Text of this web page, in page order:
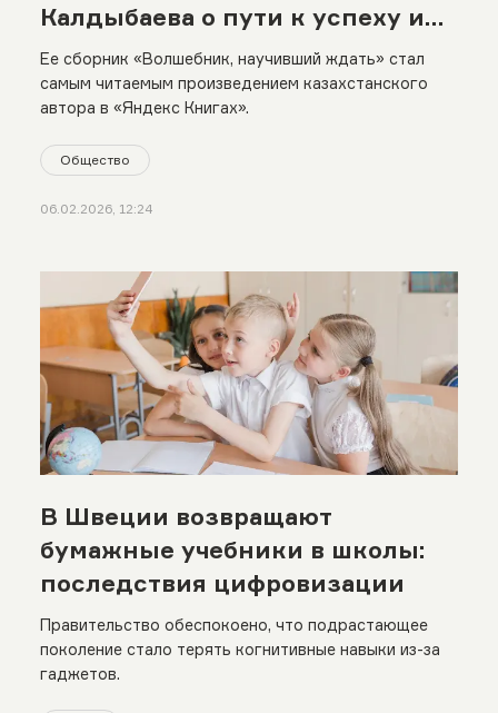
Калдыбаева о пути к успеху и
своей самой популярной книге
Ее сборник «Волшебник, научивший ждать» стал
самым читаемым произведением казахстанского
автора в «Яндекс Книгах».
Общество
06.02.2026, 12:24
В Швеции возвращают
бумажные учебники в школы:
последствия цифровизации
Правительство обеспокоено, что подрастающее
поколение стало терять когнитивные навыки из-за
гаджетов.